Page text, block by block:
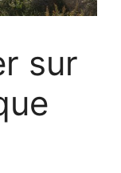
sur